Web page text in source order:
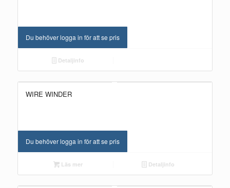
Du behöver logga in för att se pris
Detaljinfo
WIRE WINDER
Du behöver logga in för att se pris
Läs mer Detaljinfo